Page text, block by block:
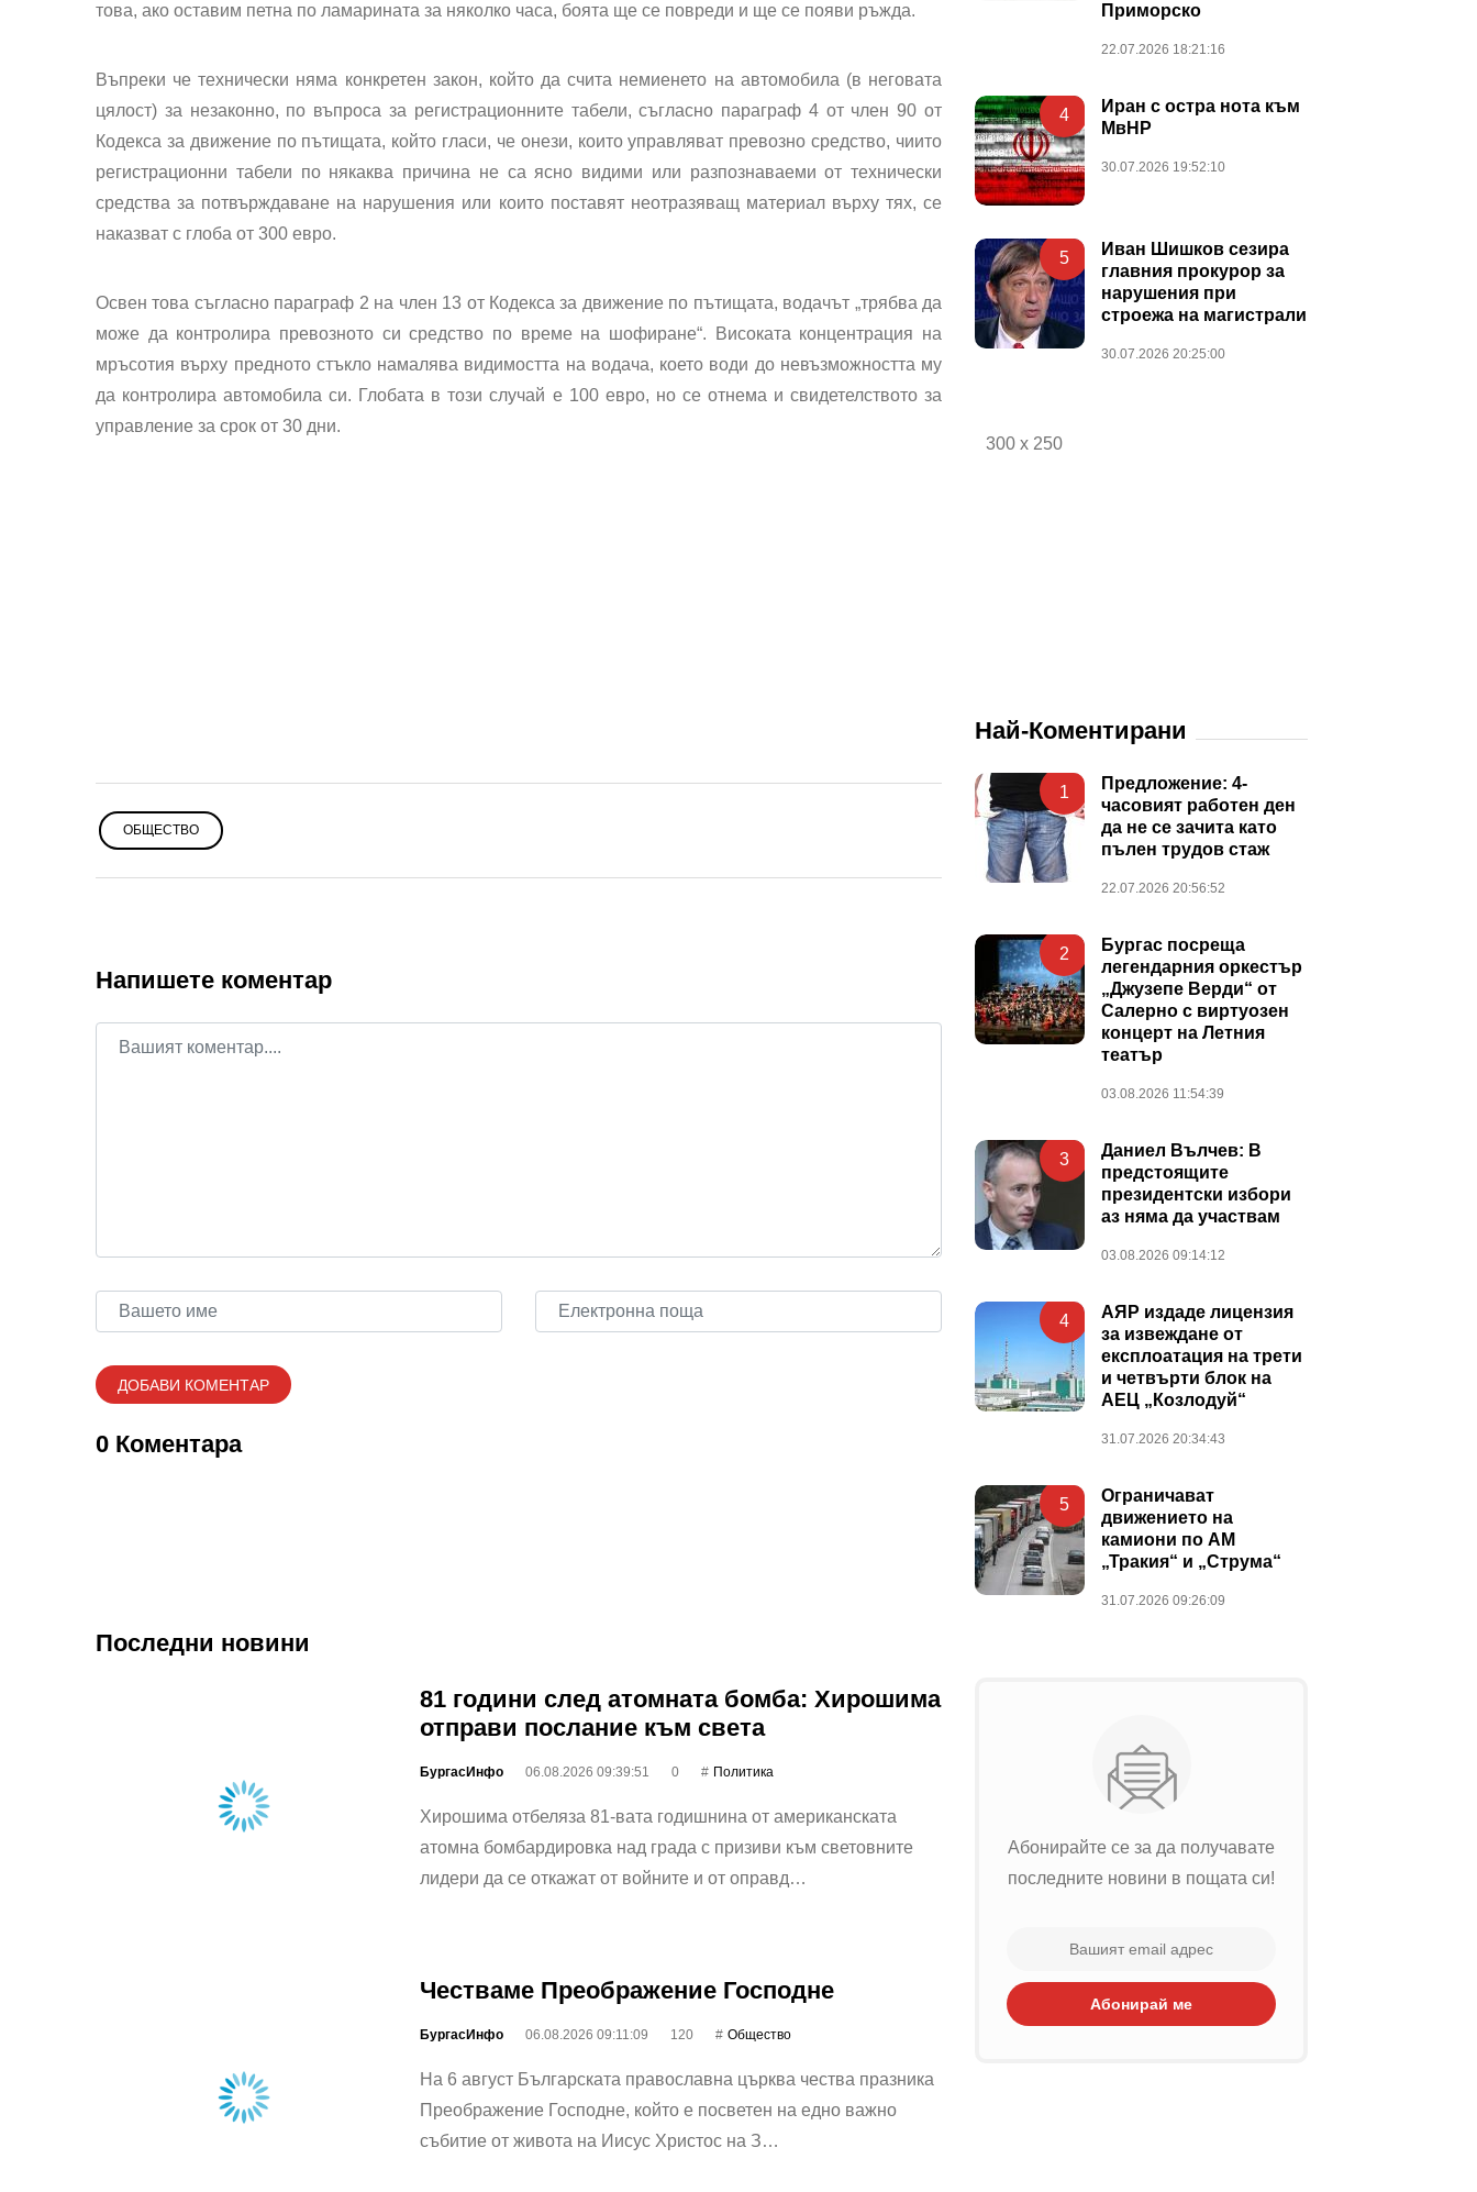
това, ако оставим петна по ламарината за няколко часа, боята ще се повреди и ще се появи ръжда.
Въпреки че технически няма конкретен закон, който да счита немиенето на автомобила (в неговата
цялост) за незаконно, по въпроса за регистрационните табели, съгласно параграф 4 от член 90 от
Кодекса за движение по пътищата, който гласи, че онези, които управляват превозно средство, чиито
регистрационни табели по някаква причина не са ясно видими или разпознаваеми от технически
средства за потвърждаване на нарушения или които поставят неотразяващ материал върху тях, се
наказват с глоба от 300 евро.
Освен това съгласно параграф 2 на член 13 от Кодекса за движение по пътищата, водачът „трябва да
може да контролира превозното си средство по време на шофиране“. Високата концентрация на
мръсотия върху предното стъкло намалява видимостта на водача, което води до невъзможността му
да контролира автомобила си. Глобата в този случай е 100 евро, но се отнема и свидетелството за
управление за срок от 30 дни.
ОБЩЕСТВО
Напишете коментар
0 Коментара
Последни новини
81 години след атомната бомба: Хирошима
отправи послание към света
БургасИнфо 06.08.2026 09:39:51 0 Политика
Хирошима отбеляза 81-вата годишнина от американската
атомна бомбардировка над града с призиви към световните
лидери да се откажат от войните и от оправд…
Честваме Преображение Господне
БургасИнфо 06.08.2026 09:11:09 120 Общество
На 6 август Българската православна църква чества празника
Преображение Господне, който е посветен на едно важно
събитие от живота на Иисус Христос на З…
Приморско
22.07.2026 18:21:16
4
Иран с остра нота към
МвНР
30.07.2026 19:52:10
5
Иван Шишков сезира
главния прокурор за
нарушения при
строежа на магистрали
30.07.2026 20:25:00
300 x 250
Най-Коментирани
1
Предложение: 4-
часовият работен ден
да не се зачита като
пълен трудов стаж
22.07.2026 20:56:52
2
Бургас посреща
легендарния оркестър
„Джузепе Верди“ от
Салерно с виртуозен
концерт на Летния
театър
03.08.2026 11:54:39
3
Даниел Вълчев: В
предстоящите
президентски избори
аз няма да участвам
03.08.2026 09:14:12
4
АЯР издаде лицензия
за извеждане от
експлоатация на трети
и четвърти блок на
АЕЦ „Козлодуй“
31.07.2026 20:34:43
5
Ограничават
движението на
камиони по АМ
„Тракия“ и „Струма“
31.07.2026 09:26:09
Абонирайте се за да получавате
последните новини в пощата си!
Абонирай ме